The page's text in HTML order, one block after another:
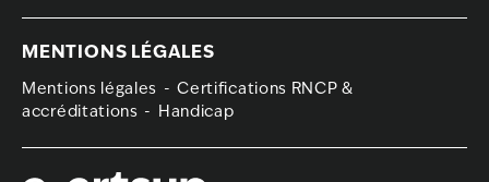
MENTIONS LÉGALES
Mentions légales
Certifications RNCP &
accréditations
Handicap